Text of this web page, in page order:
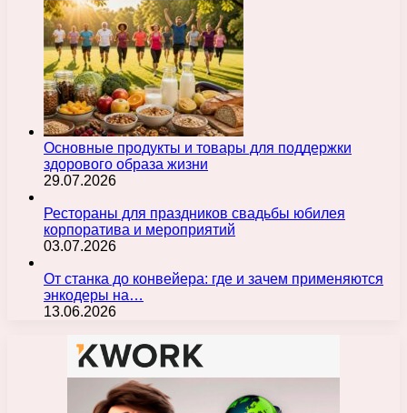
Основные продукты и товары для поддержки
здорового образа жизни
29.07.2026
Рестораны для праздников свадьбы юбилея
корпоратива и мероприятий
03.07.2026
От станка до конвейера: где и зачем применяются
энкодеры на…
13.06.2026